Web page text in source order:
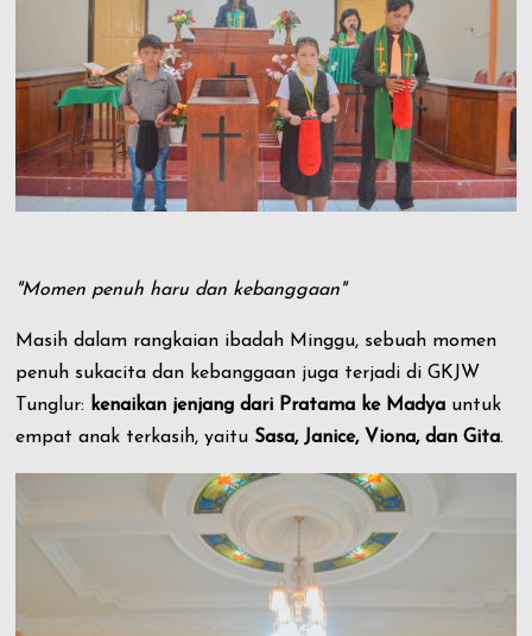
"Momen penuh haru dan kebanggaan"
Masih dalam rangkaian ibadah Minggu, sebuah momen
penuh sukacita dan kebanggaan juga terjadi di GKJW
Tunglur: kenaikan jenjang dari Pratama ke Madya untuk
empat anak terkasih, yaitu Sasa, Janice, Viona, dan Gita.